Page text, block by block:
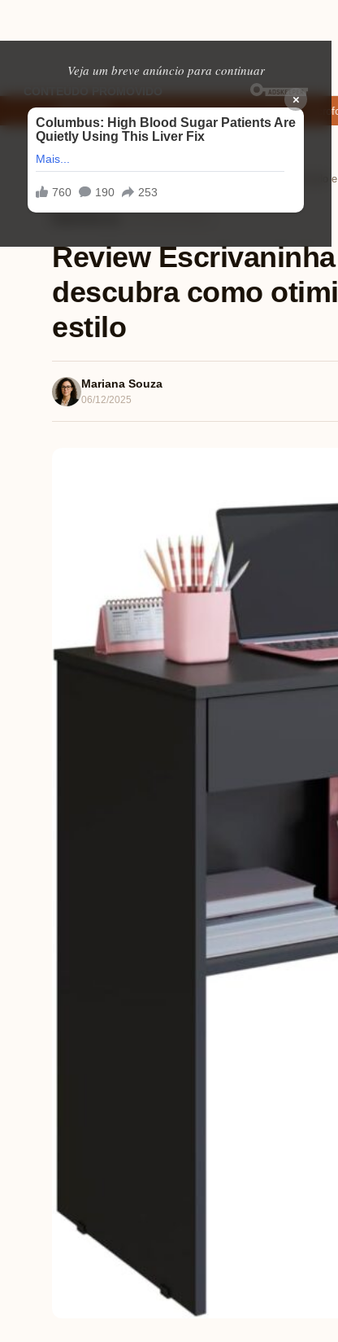
Veja um breve anúncio para continuar
×
EM ALTA
apps de namoro que permitem enviar fotos e vídeos Microfone
Review
descubra como
estilo
Mariana Souza
06/12/2025